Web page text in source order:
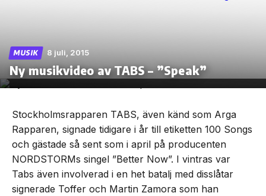
Skip
the
content
MUSIK 8 juli, 2015
Ny musikvideo av TABS – ”Speak”
Stockholmsrapparen TABS, även känd som Arga
Rapparen, signade tidigare i år till etiketten 100 Songs
och gästade så sent som i april på producenten
NORDSTORMs singel ”Better Now”. I vintras var
Tabs även involverad i en het batalj med disslåtar
signerade Toffer och Martin Zamora som han